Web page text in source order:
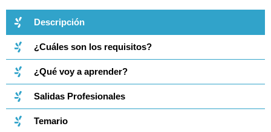
Descripción
¿Cuáles son los requisitos?
¿Qué voy a aprender?
Salidas Profesionales
Temario